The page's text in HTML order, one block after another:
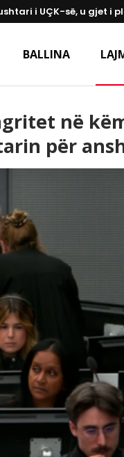
i UÇK-së, u gjet i
BALLINA
në
për